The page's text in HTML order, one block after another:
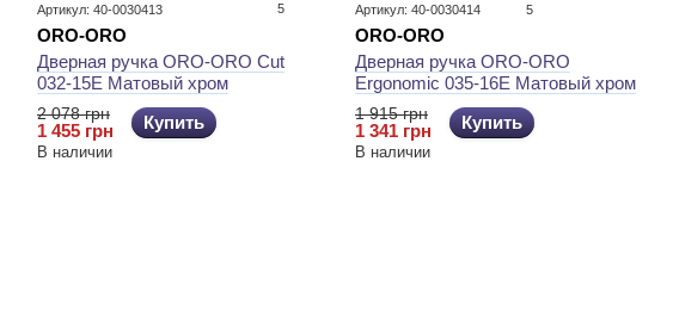
Артикул: 40-0030413 5
ORO-ORO
Дверная ручка ORO-ORO Cut
032-15E Матовый хром
2 078 грн
1 455 грн Купить
В наличии
Артикул: 40-0030414 5
ORO-ORO
Дверная ручка ORO-ORO
Ergonomic 035-16E Матовый хром
1 915 грн
1 341 грн Купить
В наличии